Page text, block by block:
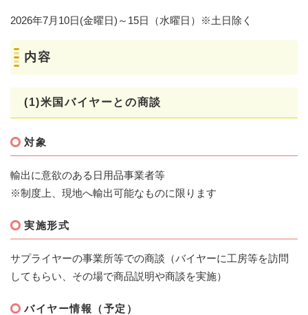
2026年7月10日(金曜日)～15日（水曜日）※土日除く
内容
(1)米国バイヤーとの商談
対象
輸出に意欲のある日用品事業者等
※制度上、現地へ輸出可能なものに限ります
実施形式
サプライヤーの事業所等での商談（バイヤーに工房等を訪問
してもらい、その場で商品説明や商談を実施）
バイヤー情報（予定）